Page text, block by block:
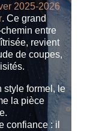
2025-2026
. Ce grand
entre
revient
de coupes,
.
style formel, le
la pièce
confiance: il